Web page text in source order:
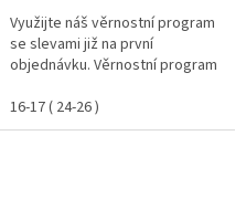
20-21 ( 30-32 )
Využijte náš věrnostní program
se slevami již na první
objednávku. Věrnostní program
16-17 ( 24-26 )